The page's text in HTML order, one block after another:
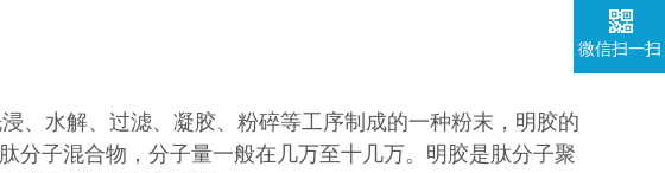
、水解、过滤、凝胶、粉碎等工序制成的一种粉末，明胶的
分子混合物，分子量一般在几万至十几万。明胶是肽分子聚
微信扫一扫